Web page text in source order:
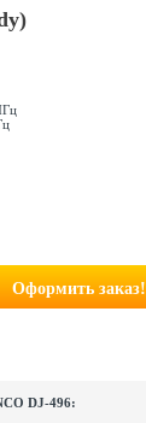
Оформить заказ!
DJ-496: